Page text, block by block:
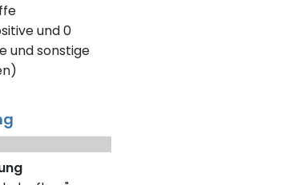
und 0
und sonstige